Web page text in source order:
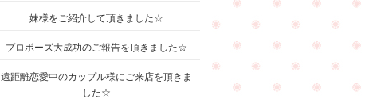
妹様をご紹介して頂きました☆
プロポーズ大成功のご報告を頂きました☆
遠距離恋愛中のカップル様にご来店を頂きま
した☆